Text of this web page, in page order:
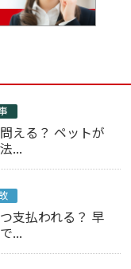
える？ ペットが
...
支払われる？ 早
...